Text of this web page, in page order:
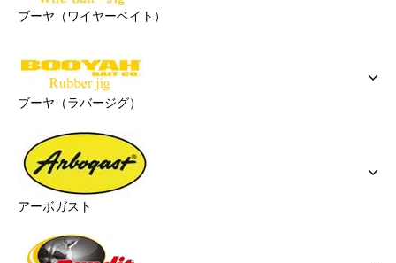
ブーヤ（ワイヤーベイト）
ブーヤ（ラバージグ）
アーボガスト